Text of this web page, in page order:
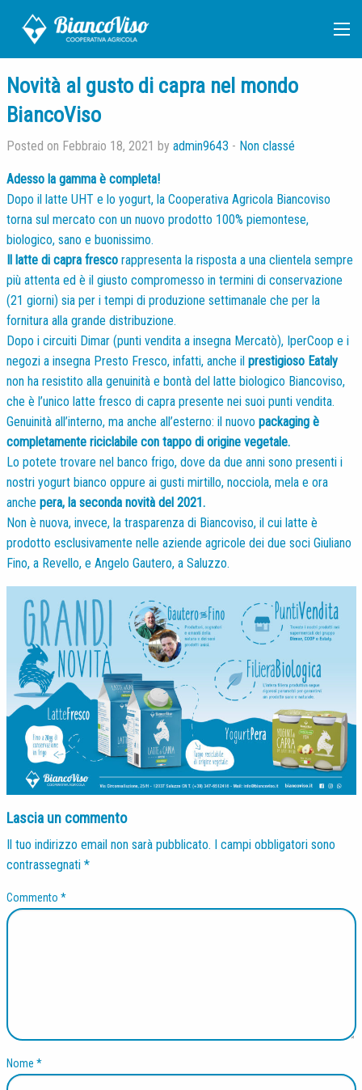
Novità al gusto di capra nel mondo
BiancoViso
Posted on Febbraio 18, 2021 by admin9643 - Non classé
Adesso la gamma è completa!
Dopo il latte UHT e lo yogurt, la Cooperativa Agricola Biancoviso
torna sul mercato con un nuovo prodotto 100% piemontese,
biologico, sano e buonissimo.
Il latte di capra frescorappresenta la risposta a una clientela sempre
più attenta ed è il giusto compromesso in termini di conservazione
(21 giorni) sia per i tempi di produzione settimanale che per la
fornitura alla grande distribuzione.
Dopo i circuiti Dimar (punti vendita a insegna Mercatò), IperCoop e i
negozi a insegna Presto Fresco, infatti, anche il prestigioso Eataly
non ha resistito alla genuinità e bontà del latte biologico Biancoviso,
che è l’unico latte fresco di capra presente nei suoi punti vendita.
Genuinità all’interno, ma anche all’esterno: il nuovo packaging è
completamente riciclabile con tappo di origine vegetale.
Lo potete trovare nel banco frigo, dove da due anni sono presenti i
nostri yogurt bianco oppure ai gusti mirtillo, nocciola, mela e ora
anche pera, la seconda novità del 2021.
Non è nuova, invece, la trasparenza di Biancoviso, il cui latte è
prodotto esclusivamente nelle aziende agricole dei due soci Giuliano
Fino, a Revello, e Angelo Gautero, a Saluzzo.
Lascia un commento
Il tuo indirizzo email non sarà pubblicato.
I campi obbligatori sono
contrassegnati *
Commento *
Nome *